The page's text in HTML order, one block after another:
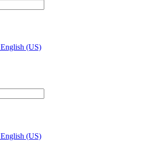
English (US)
English (US)